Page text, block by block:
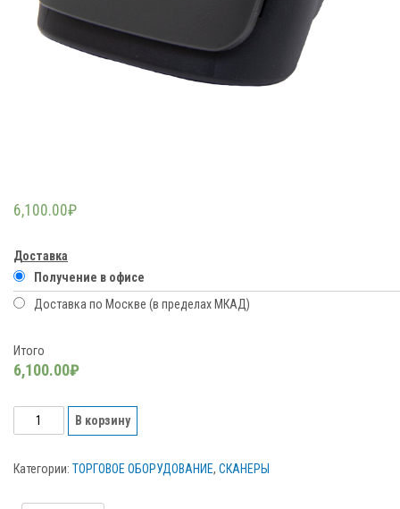
6,100.00₽
Доставка
Получение в офисе
Доставка по Москве (в пределах МКАД)
Итого
6,100.00₽
КоличествоВ корзину
Категории: ТОРГОВОЕ ОБОРУДОВАНИЕ, СКАНЕРЫ